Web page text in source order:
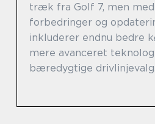
træk fra Golf 7, men
forbedringer og
inkluderer endnu bedre
mere avanceret
bæredygtige drivlinjevalg.